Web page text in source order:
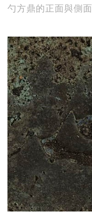
勺方鼎的正面與側面